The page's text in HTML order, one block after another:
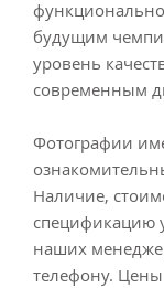
будущим
уровень
современным
Фотографии
Наличие,
спецификацию
наших
телефону. Цены